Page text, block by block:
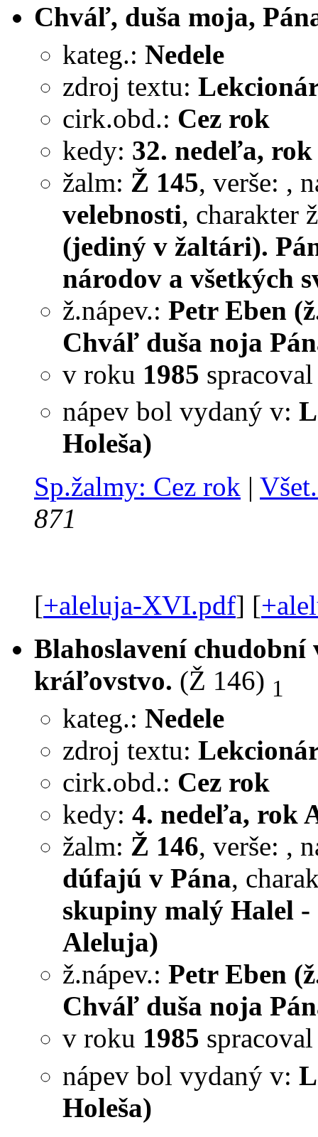
Chváľ, duša moja,
kateg.: Nedele
zdroj textu:
cirk.obd.: Cez rok
kedy: 32. nedeľa,
žalm: Ž 145, verše: ,
velebnosti, charakter
(jediný v žaltári).
národov a všetkých
ž.nápev.: Petr Eben
Chváľ duša noja
v roku 1985
nápev bol vydaný v:
Holeša)
Sp.žalmy: Cez rok |
871
[+aleluja-XVI.pdf] [
Blahoslavení chudobní
kráľovstvo. (Ž 146) 1
kateg.: Nedele
zdroj textu:
cirk.obd.: Cez rok
kedy: 4. nedeľa, rok
žalm: Ž 146, verše: ,
dúfajú v Pána,
skupiny malý Halel
Aleluja)
ž.nápev.: Petr Eben
Chváľ duša noja
v roku 1985
nápev bol vydaný v:
Holeša)